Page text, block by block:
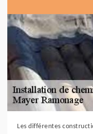
Les différentes